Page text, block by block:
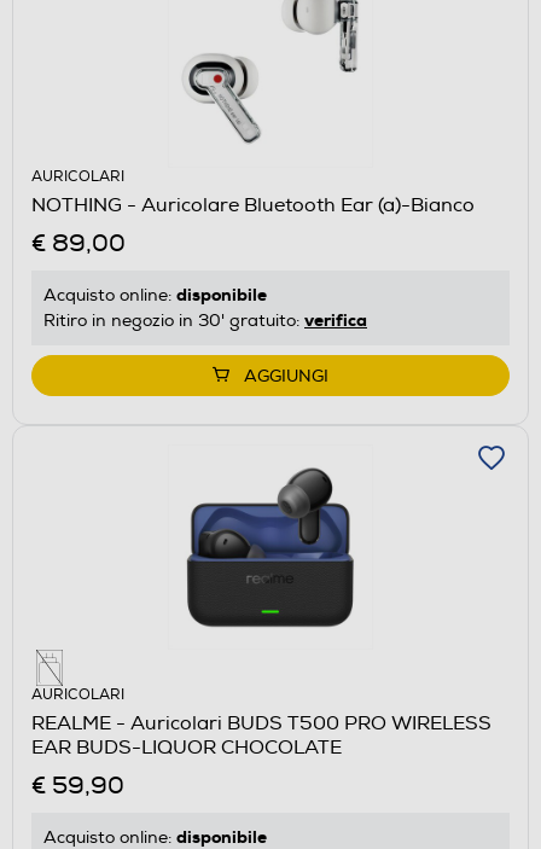
AURICOLARI
NOTHING - Auricolare Bluetooth Ear (a)-Bianco
€ 89,00
Acquisto online: disponibile
Ritiro in negozio in 30' gratuito: verifica
AGGIUNGI
AURICOLARI
REALME - Auricolari BUDS T500 PRO WIRELESS
EAR BUDS-LIQUOR CHOCOLATE
€ 59,90
Acquisto online: disponibile